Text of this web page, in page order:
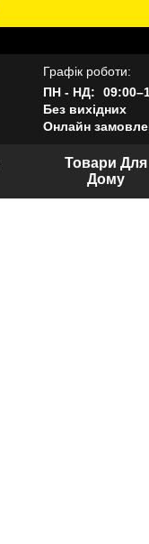
Графік роботи:
ПН - НД:
Без вихідних
Онлайн
Товари Для
Дому